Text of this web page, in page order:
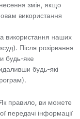
змін, якщо
використання
використання наших
Після розірвання
будь-яке
будь-які
правило, ви можете
передачі інформації